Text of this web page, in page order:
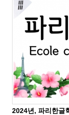
2024년, 파리한글